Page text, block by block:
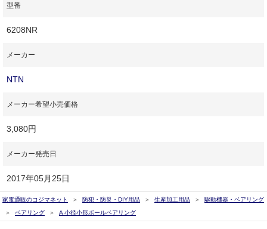
型番
6208NR
メーカー
NTN
メーカー希望小売価格
3,080円
メーカー発売日
2017年05月25日
家電通販のコジマネット 防犯・防災・DIY用品 生産加工用品
駆動機器・ベアリング
ベアリング
A 小径小形ボールベアリング